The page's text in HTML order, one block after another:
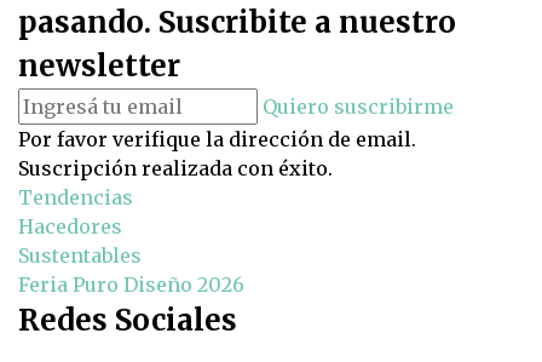
pasando. Suscribite a nuestro
newsletter
Quiero suscribirme
Por favor verifique la dirección de email.
Suscripción realizada con éxito.
Tendencias
Hacedores
Sustentables
Feria Puro Diseño 2026
Redes Sociales